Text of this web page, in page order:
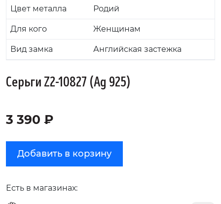
Цвет металла Родий
Для кого Женщинам
Вид замка Английская застежка
Серьги Z2-10827 (Ag 925)
3 390 ₽
Добавить в корзину
Есть в магазинах: